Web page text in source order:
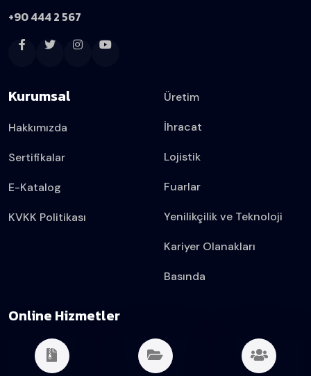
+90 444 2 567
Kurumsal
Hakkımızda
Sertifikalar
E-Katalog
KVKK Politikası
Üretim
İhracat
Lojistik
Fuarlar
Yenilikçilik ve Teknoloji
Kariyer Olanakları
Basında
Online Hizmetler